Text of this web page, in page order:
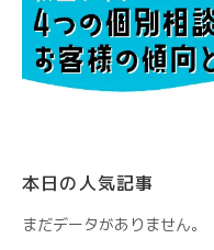
本日の人気記事
まだデータがありません。